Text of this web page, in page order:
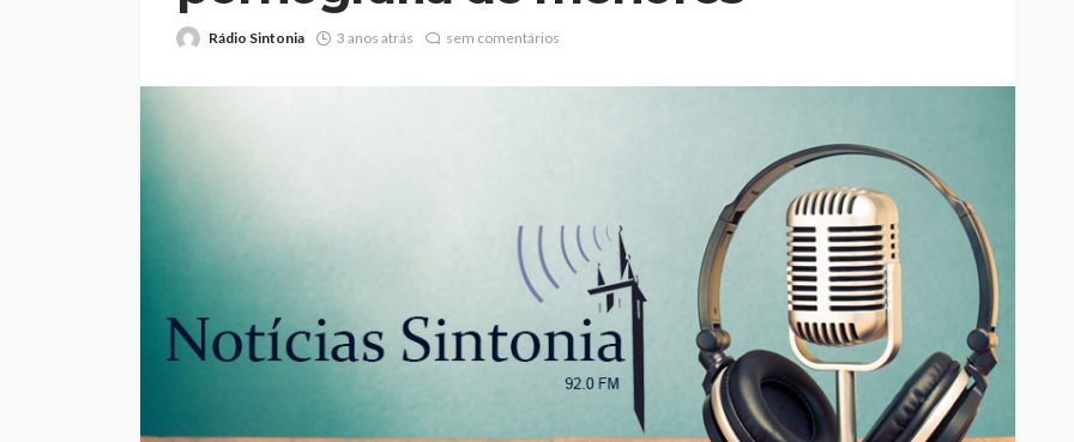
Rádio Sintonia 3 anos atrás sem comentários
Volta a Portugal: Johansen é
Mulher detida na Feira por
doméstica contra duas
crianças
Rádio Sintonia 3 horas atrás